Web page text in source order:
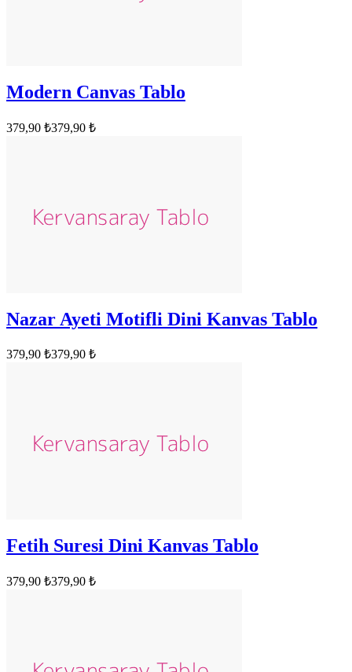
Modern Canvas Tablo
379,90 ₺379,90 ₺
Nazar Ayeti Motifli Dini Kanvas Tablo
379,90 ₺379,90 ₺
Fetih Suresi Dini Kanvas Tablo
379,90 ₺379,90 ₺